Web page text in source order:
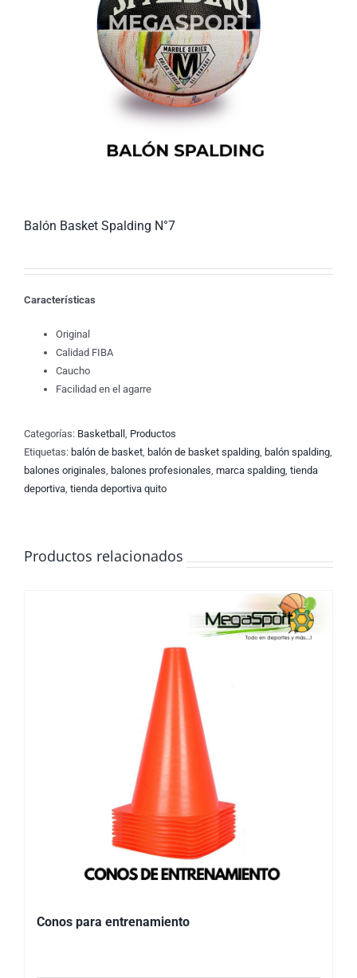
Balón Basket Spalding N°7
Características
Original
Calidad FIBA
Caucho
Facilidad en el agarre
Categorías: Basketball Productos
Etiquetas: balón de basket balón de basket spalding balón spalding
balones originales balones profesionales marca spalding tienda
deportiva tienda deportiva quito
Productos relacionados
Conos para entrenamiento